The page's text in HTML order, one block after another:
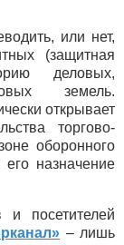
или нет,
(защитная
деловых,
земель.
открывает
торгово-
оборонного
назначение
и посетителей
– лишь